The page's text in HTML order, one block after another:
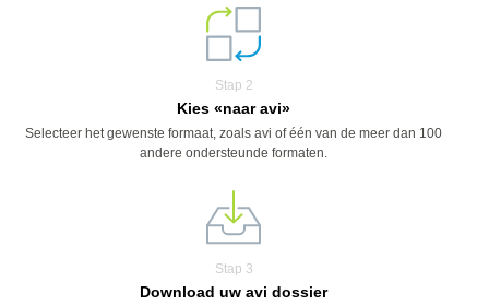
Stap 2
Kies «naar avi»
Selecteer het gewenste formaat, zoals avi of één van de meer dan 100
andere ondersteunde formaten.
Stap 3
Download uw avi dossier